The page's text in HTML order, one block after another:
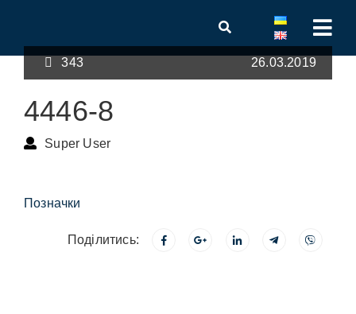
343 26.03.2019
4446-8
Super User
Позначки
Поділитись: